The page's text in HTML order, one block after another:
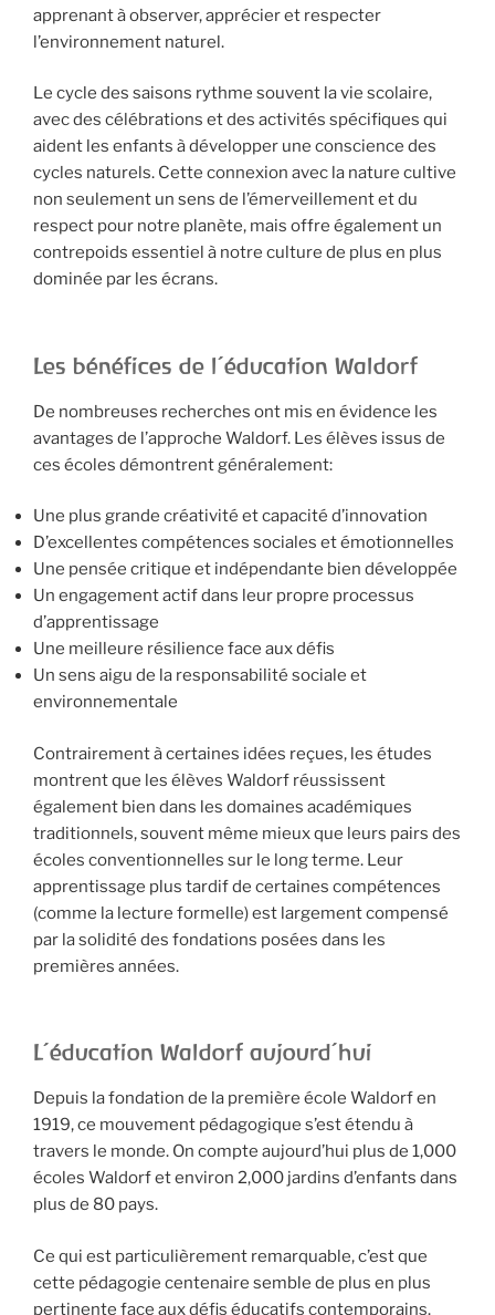
apprenant à observer, apprécier et respecter
l’environnement naturel.
Le cycle des saisons rythme souvent la vie scolaire,
avec des célébrations et des activités spécifiques qui
aident les enfants à développer une conscience des
cycles naturels. Cette connexion avec la nature cultive
non seulement un sens de l’émerveillement et du
respect pour notre planète, mais offre également un
contrepoids essentiel à notre culture de plus en plus
dominée par les écrans.
Les bénéfices de l’éducation Waldorf
De nombreuses recherches ont mis en évidence les
avantages de l’approche Waldorf. Les élèves issus de
ces écoles démontrent généralement:
Une plus grande créativité et capacité d’innovation
D’excellentes compétences sociales et émotionnelles
Une pensée critique et indépendante bien développée
Un engagement actif dans leur propre processus
d’apprentissage
Une meilleure résilience face aux défis
Un sens aigu de la responsabilité sociale et
environnementale
Contrairement à certaines idées reçues, les études
montrent que les élèves Waldorf réussissent
également bien dans les domaines académiques
traditionnels, souvent même mieux que leurs pairs des
écoles conventionnelles sur le long terme. Leur
apprentissage plus tardif de certaines compétences
(comme la lecture formelle) est largement compensé
par la solidité des fondations posées dans les
premières années.
L’éducation Waldorf aujourd’hui
Depuis la fondation de la première école Waldorf en
1919, ce mouvement pédagogique s’est étendu à
travers le monde. On compte aujourd’hui plus de 1,000
écoles Waldorf et environ 2,000 jardins d’enfants dans
plus de 80 pays.
Ce qui est particulièrement remarquable, c’est que
cette pédagogie centenaire semble de plus en plus
pertinente face aux défis éducatifs contemporains.